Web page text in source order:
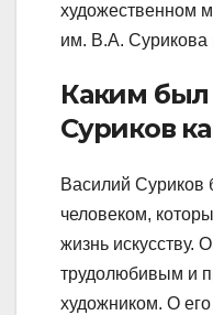
художественном
им. В.А. Сурикова
Каким
Суриков
Василий
человеком,
жизнь искусству.
трудолюбивым и
художником. О